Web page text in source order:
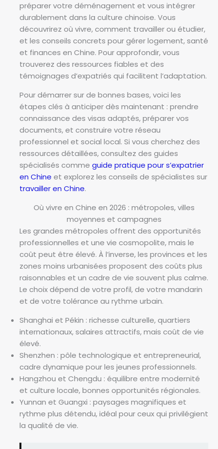
préparer votre déménagement et vous intégrer
durablement dans la culture chinoise. Vous
découvrirez où vivre, comment travailler ou étudier,
et les conseils concrets pour gérer logement, santé
et finances en Chine. Pour approfondir, vous
trouverez des ressources fiables et des
témoignages d’expatriés qui facilitent l’adaptation.
Pour démarrer sur de bonnes bases, voici les
étapes clés à anticiper dès maintenant : prendre
connaissance des visas adaptés, préparer vos
documents, et construire votre réseau
professionnel et social local. Si vous cherchez des
ressources détaillées, consultez des guides
spécialisés comme guide pratique pour s’expatrier
en Chine et explorez les conseils de spécialistes sur
travailler en Chine.
Où vivre en Chine en 2026 : métropoles, villes
moyennes et campagnes
Les grandes métropoles offrent des opportunités
professionnelles et une vie cosmopolite, mais le
coût peut être élevé. À l’inverse, les provinces et les
zones moins urbanisées proposent des coûts plus
raisonnables et un cadre de vie souvent plus calme.
Le choix dépend de votre profil, de votre mandarin
et de votre tolérance au rythme urbain.
Shanghai et Pékin : richesse culturelle, quartiers
internationaux, salaires attractifs, mais coût de vie
élevé.
Shenzhen : pôle technologique et entrepreneurial,
cadre dynamique pour les jeunes professionnels.
Hangzhou et Chengdu : équilibre entre modernité
et culture locale, bonnes opportunités régionales.
Yunnan et Guangxi : paysages magnifiques et
rythme plus détendu, idéal pour ceux qui privilégient
la qualité de vie.